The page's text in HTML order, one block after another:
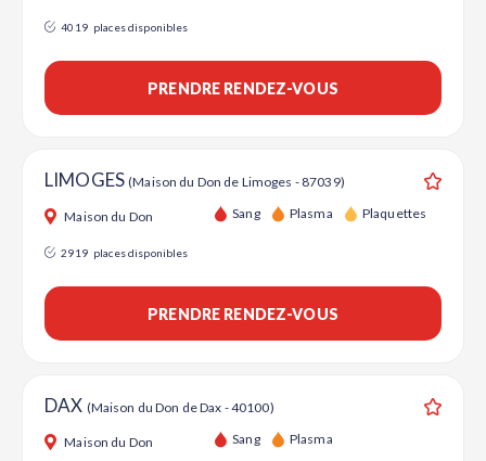
4019 places disponibles
PRENDRE RENDEZ-VOUS
LIMOGES(Maison du Don de Limoges - 87039)
Maison du Don Sang Plasma Plaquettes
2919 places disponibles
PRENDRE RENDEZ-VOUS
DAX (Maison du Don de Dax - 40100)
Maison du Don Sang Plasma